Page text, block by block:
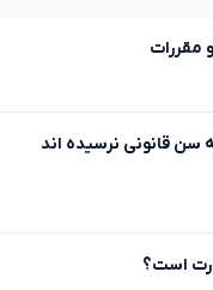
مقررات
سن قانونی نرسیده اند
است؟